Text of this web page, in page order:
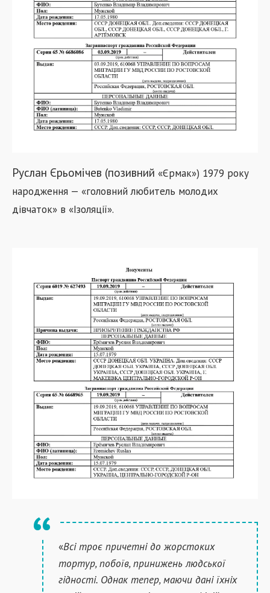
Руслан Єрьомічев (позивний «Єрмак») 1979 року
народження — «головний любитель молодих
дівчаток» в «Ізоляції».
«Всі троє причетні до жорстоких
тортур, побоїв, принижень людської
гідності. Однак тепер, маючи дані їхніх